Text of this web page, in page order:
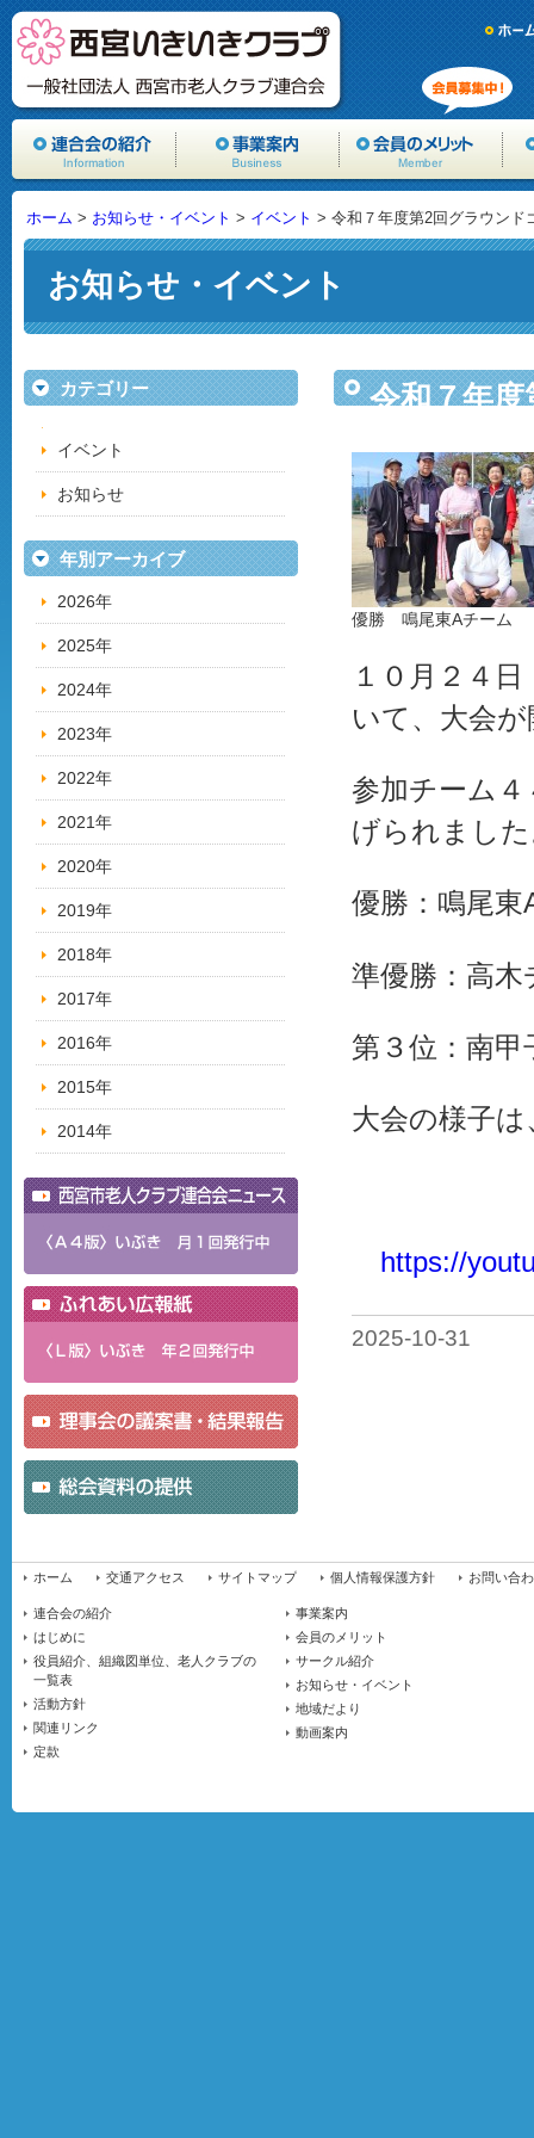
ホーム > お知らせ・イベント > イベント > 令和７年度第2回グラウンド
お知らせ・イベント
令和７年
優勝 鳴尾東Aチーム
１０月２４
いて、大会
参加チーム
げられまし
優勝：鳴尾東
準優勝：高木
第３位：南
大会の様子
https://
2025-10-31
カテゴリー
イベント
お知らせ
年別アーカイブ
2026年
2025年
2024年
2023年
2022年
2021年
2020年
2019年
2018年
2017年
2016年
2015年
2014年
ホーム 交通アクセス サイトマップ 個人情報保護方針 お問い合
連合会の紹介
はじめに
役員紹介、組織図単位、老人クラブの
一覧表
活動方針
関連リンク
定款
事業案内
会員のメリット
サークル紹介
お知らせ・イベント
地域だより
動画案内